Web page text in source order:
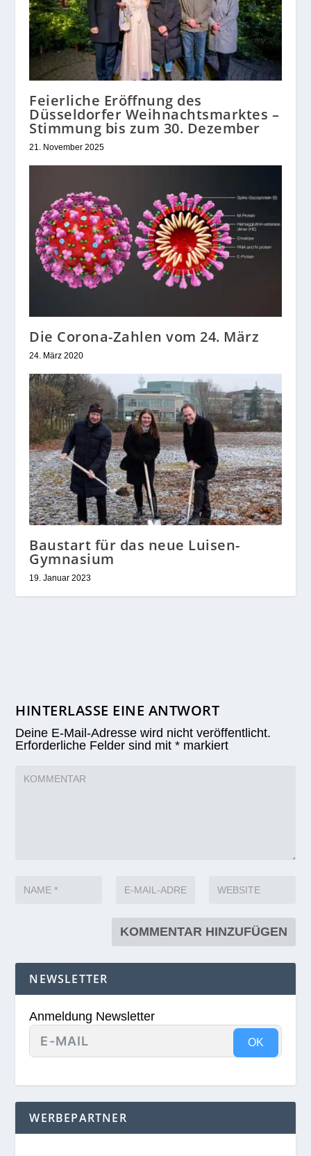
Feierliche Eröffnung des
Düsseldorfer Weihnachtsmarktes –
Stimmung bis zum 30. Dezember
21. November 2025
Die Corona-Zahlen vom 24. März
24. März 2020
Baustart für das neue Luisen-
Gymnasium
19. Januar 2023
HINTERLASSE EINE ANTWORT
Deine E-Mail-Adresse wird nicht veröffentlicht.
Erforderliche Felder sind mit* markiert
NEWSLETTER
Anmeldung Newsletter
OK
WERBEPARTNER